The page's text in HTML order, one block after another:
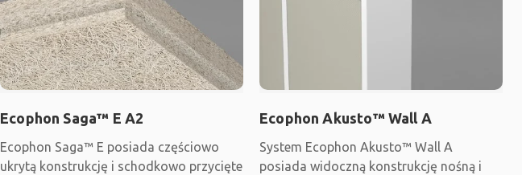
Ecophon Saga™ E A2
Ecophon Saga™ E posiada częściowo
ukrytą konstrukcję i schodkowo przycięte
Ecophon Akusto™ Wall A
System Ecophon Akusto™ Wall A
posiada widoczną konstrukcję nośną i